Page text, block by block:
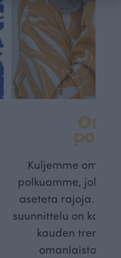
Oma
Kuljemme omaa,
polkuamme, jolla
aseteta rajoja.
suunnittelu on
kauden
omanlaista,